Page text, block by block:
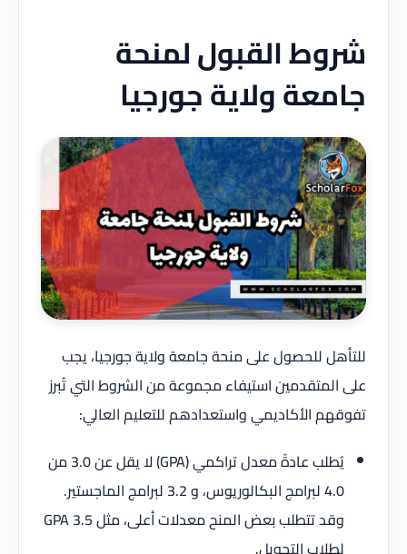
شروط القبول لمنحة
جامعة ولاية جورجيا
للتأهل للحصول على منحة جامعة ولاية جورجيا، يجب
على المتقدمين استيفاء مجموعة من الشروط التي تُبرز
تفوقهم الأكاديمي واستعدادهم للتعليم العالي:
يُطلب عادةً معدل تراكمي (GPA) لا يقل عن 3.0 من
4.0 لبرامج البكالوريوس، و 3.2 لبرامج الماجستير.
وقد تتطلب بعض المنح معدلات أعلى، مثل 3.5 GPA
لطلاب التحويل.